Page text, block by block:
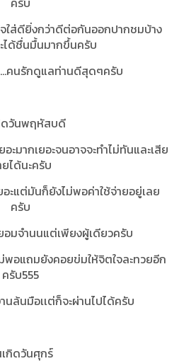
ใส่ดียิ่งกว่าดีต่อกันออกปากชมบ้าง
ได้ชื่นมื้นมากขึ้นครับ
คนรักดูแลท่านดีสุดๆครับ
ดวันพฤหัสบดี
ะมากเยอะจนอาจจะทำไม่ทันและเสีย
ได้นะครับ
อะแต่มันก็ยังไม่พอค่าใช้จ่ายอยู่เลย
ครับ
อมจำนนแต่เพียงผู้เดียวครับ
พอแถมยังคอยข่มให้จิตใจละทวยอีก
ครับ555
านล้นมือเเต่ก็จะผ่านไปได้ครับ
กิดวันศุกร์